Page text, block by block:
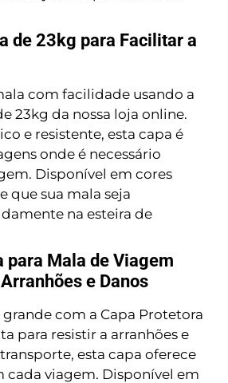
de 23kg para Facilitar a
com facilidade usando a
23kg da nossa loja online.
e resistente, esta capa é
onde é necessário
Disponível em cores
que sua mala seja
na esteira de
para Mala de Viagem
e Danos
com a Capa Protetora
para resistir a arranhões e
esta capa oferece
viagem. Disponível em